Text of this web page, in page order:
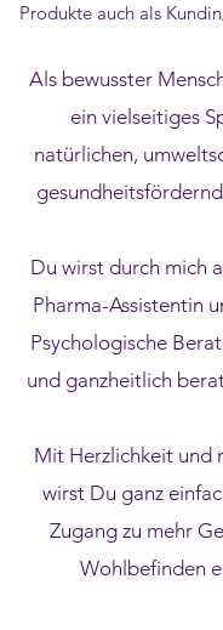
Produkte auch als
Als bewusster
ein vielseitiges
natürlichen,
Du wirst durch mich
Pharma-Assistentin
Psychologische
und ganzheitlich
Mit Herzlichkeit und
wirst Du ganz
Zugang zu mehr
Wohlbefinden